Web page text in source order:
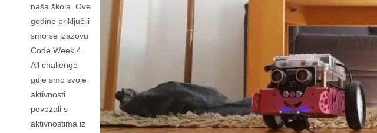
naša škola. Ove
godine priključili
smo se izazovu
Code Week 4
All challenge
gdje smo svoje
aktivnosti
povezali s
aktivnostima iz